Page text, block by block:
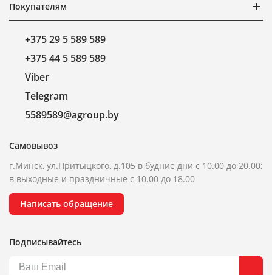
Покупателям
+375 29 5 589 589
+375 44 5 589 589
Viber
Telegram
5589589@agroup.by
Самовывоз
г.Минск, ул.Притыцкого, д.105 в будние дни с 10.00 до 20.00;
в выходные и праздничные с 10.00 до 18.00
Написать обращение
Подписывайтесь